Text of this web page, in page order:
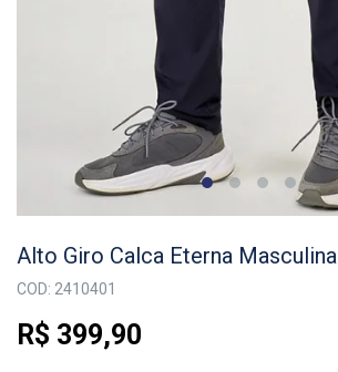
Alto Giro Calca Eterna Masculina
COD: 2410401
R$ 399,90